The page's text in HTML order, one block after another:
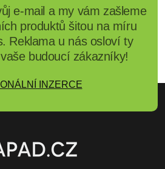
e-mail a my vám zašleme
produktů šitou na míru
Reklama u nás osloví ty
budoucí zákazníky!
INZERCE